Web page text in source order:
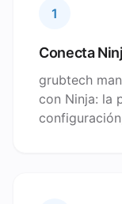
1
Conecta
grubtech
con Ninja: la